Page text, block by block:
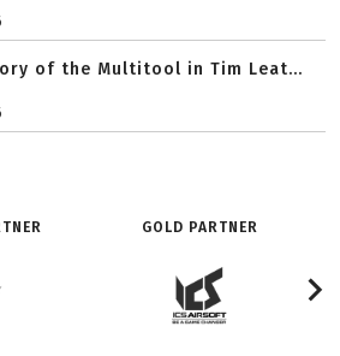
of the Multitool in Tim Leat...
GOLD PARTNER